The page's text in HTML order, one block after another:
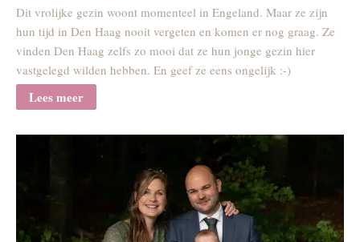
Dit vrolijke gezin woont momenteel in Engeland. Maar ze zijn
hun tijd in Den Haag nooit vergeten en komen er nog graag. Ze
vinden Den Haag zelfs zo mooi dat ze hun jonge gezin hier
vastgelegd wilden hebben. En geef ze eens ongelijk :-)
Lees meer